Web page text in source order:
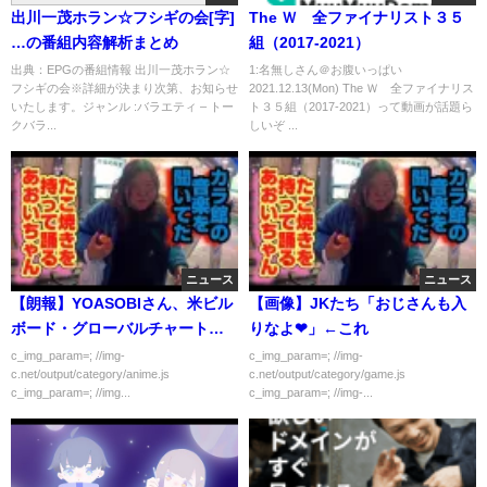
出川一茂ホラン☆フシギの会[字]
…の番組内容解析まとめ
出典：EPGの番組情報 出川一茂ホラン☆
フシギの会※詳細が決まり次第、お知らせ
いたします。ジャンル :バラエティ – トー
クバラ...
The Ｗ 全ファイナリスト３５
組（2017-2021）
1:名無しさん＠お腹いっぱい
2021.12.13(Mon) The Ｗ 全ファイナリス
ト３５組（2017-2021）って動画が話題ら
しいぞ ...
ニュース
【朗報】YOASOBIさん、米ビル
ボード・グローバルチャートで
うっかり1位を獲ってしまう
c_img_param=; //img-
c.net/output/category/anime.js
c_img_param=; //img...
ニュース
【画像】JKたち「おじさんも入
りなよ❤」←これ
c_img_param=; //img-
c.net/output/category/game.js
c_img_param=; //img-...